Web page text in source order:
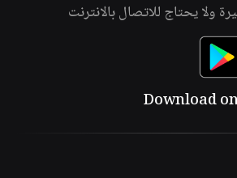
ولا يحتاج للاتصال بالانترنت